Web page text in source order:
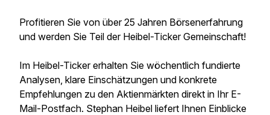
Profitieren Sie von über 25 Jahren Börsenerfahrung
und werden Sie Teil der Heibel-Ticker Gemeinschaft!
Im Heibel-Ticker erhalten Sie wöchentlich fundierte
Analysen, klare Einschätzungen und konkrete
Empfehlungen zu den Aktienmärkten direkt in Ihr E-
Mail-Postfach. Stephan Heibel liefert Ihnen Einblicke